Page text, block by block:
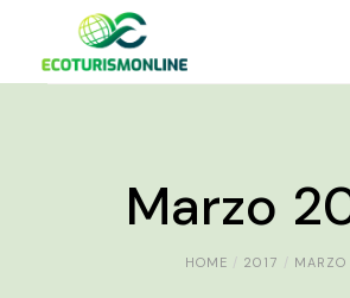
Marzo
HOME 2017 MARZO